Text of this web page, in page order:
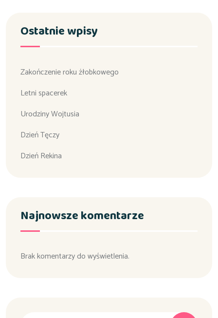
Ostatnie wpisy
Zakończenie roku żłobkowego
Letni spacerek
Urodziny Wojtusia
Dzień Tęczy
Dzień Rekina
Najnowsze komentarze
Brak komentarzy do wyświetlenia.